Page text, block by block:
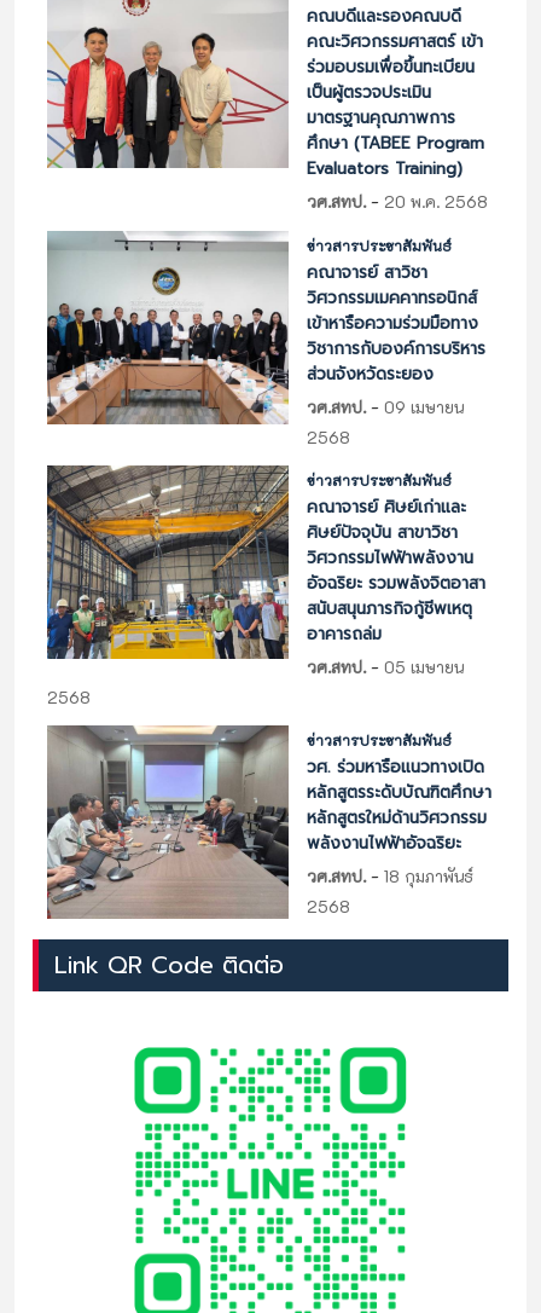
คณบดีและรองคณบดี
คณะวิศวกรรมศาสตร์ เข้า
ร่วมอบรมเพื่อขึ้นทะเบียน
เป็นผู้ตรวจประเมิน
มาตรฐานคุณภาพการ
ศึกษา (TABEE Program
Evaluators Training)
วศ.สทป.- 20 พ.ค. 2568
ข่าวสารประชาสัมพันธ์
คณาจารย์ สาวิชา
วิศวกรรมเมคคาทรอนิกส์
เข้าหารือความร่วมมือทาง
วิชาการกับองค์การบริหาร
ส่วนจังหวัดระยอง
วศ.สทป.-09 เมษายน
2568
ข่าวสารประชาสัมพันธ์
คณาจารย์ ศิษย์เก่าและ
ศิษย์ปัจจุบัน สาขาวิชา
วิศวกรรมไฟฟ้าพลังงาน
อัจฉริยะ รวมพลังจิตอาสา
สนับสนุนภารกิจกู้ชีพเหตุ
อาคารถล่ม
วศ.สทป.-05 เมษายน
2568
ข่าวสารประชาสัมพันธ์
วศ. ร่วมหารือแนวทางเปิด
หลักสูตรระดับบัณฑิตศึกษา
หลักสูตรใหม่ด้านวิศวกรรม
พลังงานไฟฟ้าอัจฉริยะ
วศ.สทป.-18 กุมภาพันธ์
2568
Link QR Code ติดต่อ